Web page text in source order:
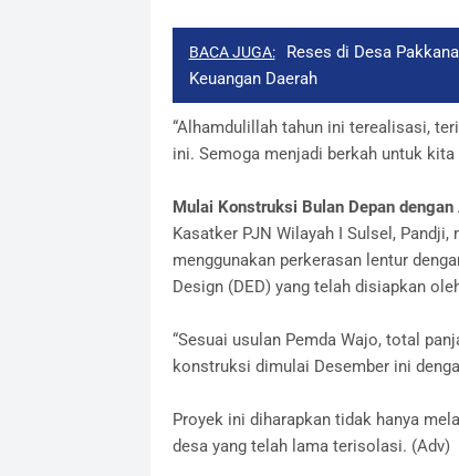
BACA JUGA:
Reses di Desa
Keuangan Daerah
​“Alhamdulillah tahun ini terealisasi,
ini. Semoga menjadi berkah untuk kita
​Mulai Konstruksi Bulan Depan
​Kasatker PJN Wilayah I Sulsel,
menggunakan perkerasan lentur
Design (DED) yang telah disiapkan
​“Sesuai usulan Pemda Wajo, total
konstruksi dimulai Desember ini
​Proyek ini diharapkan tidak hanya
desa yang telah lama terisolasi. ​(Adv)